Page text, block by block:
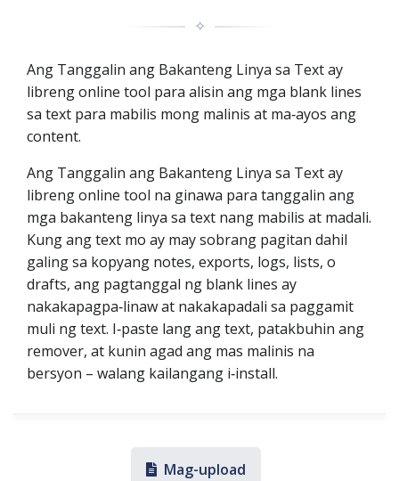
✧
Ang Tanggalin ang Bakanteng Linya sa Text ay
libreng online tool para alisin ang mga blank lines
sa text para mabilis mong malinis at ma‑ayos ang
content.
Ang Tanggalin ang Bakanteng Linya sa Text ay
libreng online tool na ginawa para tanggalin ang
mga bakanteng linya sa text nang mabilis at madali.
Kung ang text mo ay may sobrang pagitan dahil
galing sa kopyang notes, exports, logs, lists, o
drafts, ang pagtanggal ng blank lines ay
nakakapagpa‑linaw at nakakapadali sa paggamit
muli ng text. I‑paste lang ang text, patakbuhin ang
remover, at kunin agad ang mas malinis na
bersyon – walang kailangang i‑install.
Mag-upload